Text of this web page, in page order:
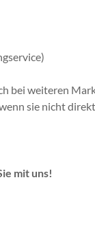
bei weiteren
sie nicht
mit uns!